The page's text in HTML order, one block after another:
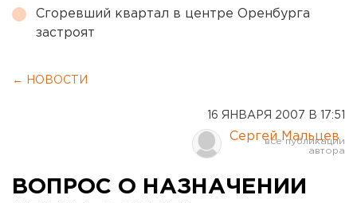
Сгоревший квартал в центре Оренбурга
застроят
← НОВОСТИ
16 ЯНВАРЯ 2007 В 17:51
Сергей Мальцев
ВОПРОС О НАЗНАЧЕНИИ